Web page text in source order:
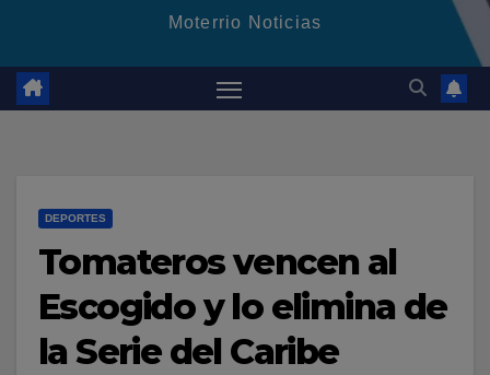
Moterrio Noticias
DEPORTES
Tomateros vencen al
Escogido y lo elimina de
la Serie del Caribe